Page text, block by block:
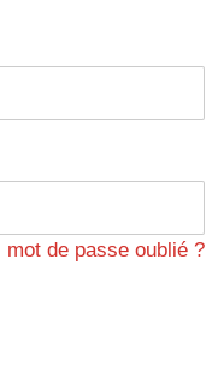
mot de passe oublié ?